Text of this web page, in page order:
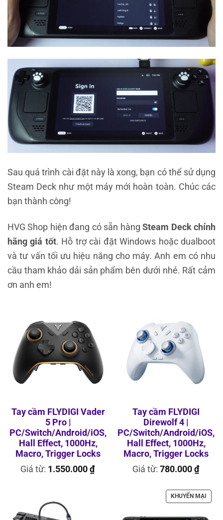
Sau quá trình cài đặt này là xong, bạn có thể sử dụng
Steam Deck như một máy mới hoàn toàn. Chúc các
bạn thành công!
HVG Shop hiện đang có sẵn hàngSteam Deck chính
hãng giá tốt. Hỗ trợ cài đặt Windows hoặc dualboot
và tư vấn tối ưu hiệu năng cho máy. Anh em có nhu
cầu tham khảo dải sản phẩm bên dưới nhé. Rất cảm
ơn anh em!
Tay cầm FLYDIGI Vader
5 Pro |
PC/Switch/Android/iOS,
Hall Effect, 1000Hz,
Macro, Trigger Locks
Giá từ: 1.550.000 ₫
Tay cầm FLYDIGI
Direwolf 4 |
PC/Switch/Android/iOS,
Hall Effect, 1000Hz,
Macro, Trigger Locks
Giá từ: 780.000 ₫
KHUYẾN MẠISẢN
PHẨM